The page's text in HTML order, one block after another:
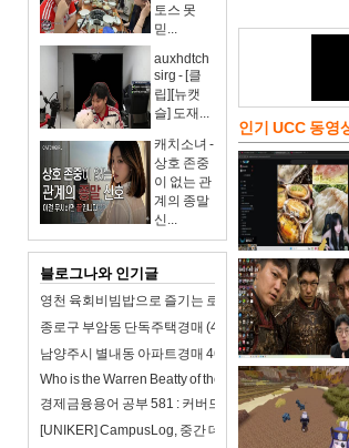
토스 못
믿...
auxhdtch
sirg - [클
립][뉴캣
슬] 도재...
캐치소녀 -
상호 존중
이 없는 관
계의 종말
신...
블로그나와 인기글
영천 육회비빔밥으로 즐기는 로컬 미식 여행!
종로구 부암동 단독주택경매 (47억4천) 경기상고인
남양주시 별내동 아파트경매 46평형(4억8천) 샛별초
Who is the Warren Beatty of the 21st century?
경제금융용어 공부 581 : 커버드본드(이중상환청구권
[UNIKER] CampusLog, 중간 데모를 앞두고 제품을
인기 UCC 동영